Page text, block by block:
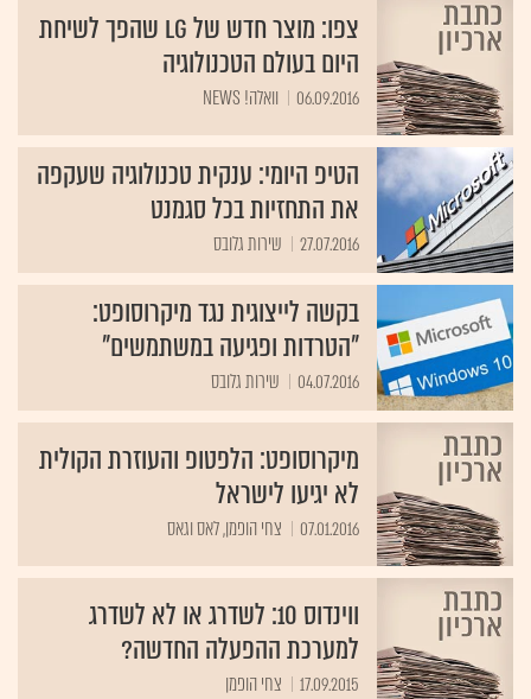
צפו: מוצר חדש של LG שהפך לשיחת
היום בעולם הטכנולוגיה
06.09.2016 וואלה! NEWS
הטיפ היומי: ענקית טכנולוגיה שעקפה
את התחזיות בכל סגמנט
27.07.2016 שירות גלובס
בקשה לייצוגית נגד מיקרוסופט:
"הטרדות ופגיעה במשתמשים"
04.07.2016 שירות גלובס
מיקרוסופט: הלפטופ והעוזרת הקולית
לא יגיעו לישראל
07.01.2016 צחי הופמן, לאס וגאס
ווינדוס 10: לשדרג או לא לשדרג
למערכת ההפעלה החדשה?
17.09.2015 צחי הופמן